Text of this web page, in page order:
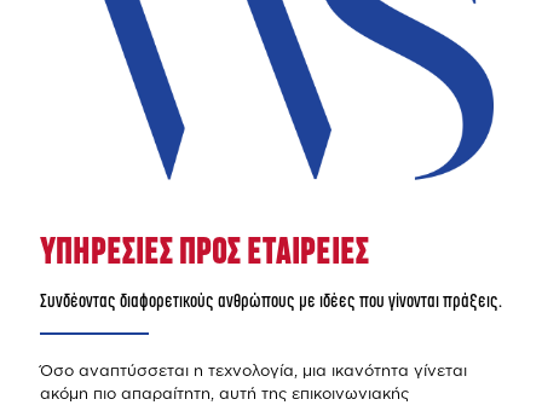
ΥΠΗΡΕΣΙΕΣ ΠΡΟΣ ΕΤΑΙΡΕΙΕΣ
Συνδέοντας διαφορετικούς ανθρώπους με ιδέες που γίνονται πράξεις.
Όσο αναπτύσσεται η τεχνολογία, μια ικανότητα γίνεται
ακόμη πιο απαραίτητη, αυτή της επικοινωνιακής